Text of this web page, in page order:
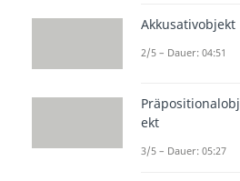
Akkusativobjekt
2/5 – Dauer: 04:51
Präpositionalobj
ekt
3/5 – Dauer: 05:27